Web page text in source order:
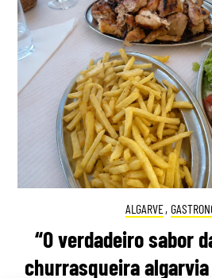
ALGARVE,
“O verdadeiro sabor
churrasqueira algarvia